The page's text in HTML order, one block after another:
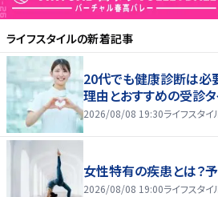
ライフスタイルの新着記事
20代でも健康診断は必
理由とおすすめの受診タ
2026/08/08 19:30ライフスタイ
女性特有の疾患とは？
2026/08/08 19:00ライフスタイ